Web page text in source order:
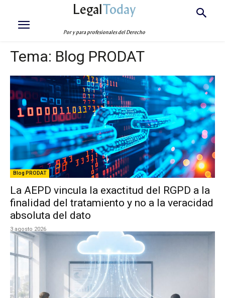
LegalToday
Por y para profesionales del Derecho
Tema: Blog PRODAT
Blog PRODAT
La AEPD vincula la exactitud del RGPD a la
finalidad del tratamiento y no a la veracidad
absoluta del dato
3 agosto 2026